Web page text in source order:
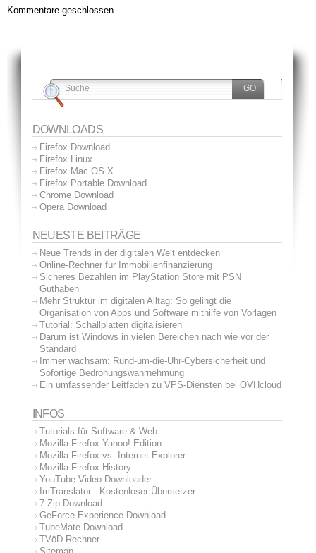
Kommentare geschlossen
DOWNLOADS
Firefox Download
Firefox Linux
Firefox Mac OS X
Firefox Portable Download
Chrome Download
Opera Download
NEUESTE BEITRÄGE
Neue Trends in der digitalen Welt entdecken
Online-Rechner für Immobilienfinanzierung
Sicheres Bezahlen im PlayStation Store mit PSN
Guthaben
Mehr Struktur im digitalen Alltag: So gelingt die
Organisation von Apps und Software mithilfe von Vorlagen
Tutorial: Schallplatten digitalisieren
Darum ist Windows in vielen Bereichen nach wie vor der
Standard
Immer wachsam: Rund-um-die-Uhr-Cybersicherheit und
Sofortige Bedrohungswahrnehmung
Ein umfassender Leitfaden zu VPS-Diensten bei OVHcloud
INFOS
Tutorials für Software & Web
Mozilla Firefox Yahoo! Edition
Mozilla Firefox vs. Internet Explorer
Mozilla Firefox History
YouTube Video Downloader
ImTranslator - Kostenloser Übersetzer
7-Zip Download
GeForce Experience Download
TubeMate Download
TVöD Rechner